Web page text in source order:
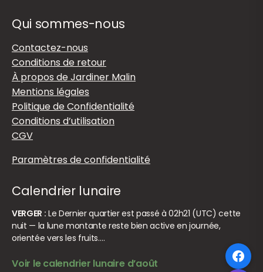
Qui sommes-nous
Contactez-nous
Conditions de retour
À propos de Jardiner Malin
Mentions légales
Politique de Confidentialité
Conditions d’utilisation
CGV
Paramètres de confidentialité
Calendrier lunaire
VERGER : Le Dernier quartier est passé à 02h21 (UTC) cette
nuit — la lune montante reste bien active en journée,
orientée vers les fruits.…
Voir le calendrier lunaire d’août